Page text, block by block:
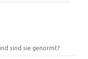
sind sie genormt?